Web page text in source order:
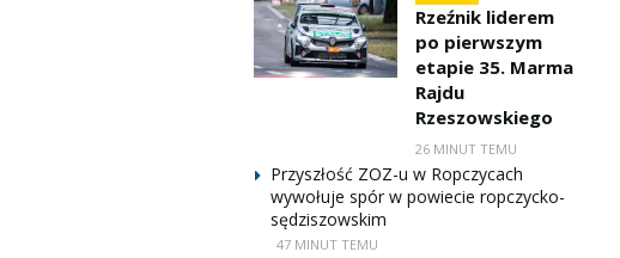
Rzeźnik liderem
po pierwszym
etapie 35. Marma
Rajdu
Rzeszowskiego
26 MINUT TEMU
Przyszłość ZOZ-u w Ropczycach
wywołuje spór w powiecie ropczycko-
sędziszowskim
47 MINUT TEMU